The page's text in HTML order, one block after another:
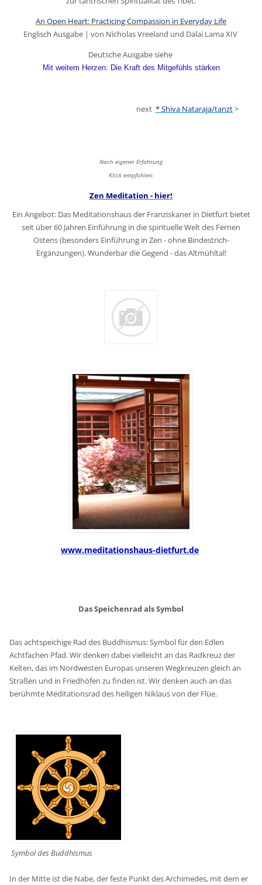
An Open Heart: Practicing Compassion in Everyday Life
Englisch Ausgabe | von Nicholas Vreeland und Dalai Lama XIV
Deutsche Ausgabe siehe
Mit weitem Herzen: Die Kraft des Mitgefühls stärken
next * Shiva Nataraja/tanzt>
Nach eigener Erfahrung
Klick empfohlen:
Zen Meditation - hier!
Ein Angebot: Das Meditationshaus der Franziskaner in Dietfurt bietet
seit über 60 Jahren Einführung in die spirituelle Welt des Fernen
Ostens (besonders Einführung in Zen - ohne Bindestrich-
Ergänzungen). Wunderbar die Gegend - das Altmühltal!
www.meditationshaus-dietfurt.de
Das Speichenrad als Symbol
Das achtspeichige Rad des Buddhismus: Symbol für den Edlen
Achtfachen Pfad. Wir denken dabei vielleicht an das Radkreuz der
Kelten, das im Nordwesten Europas unseren Wegkreuzen gleich an
Straßen und in Friedhöfen zu finden ist. Wir denken auch an das
berühmte Meditationsrad des heiligen Niklaus von der Flüe.
Symbol des Buddhismus
In der Mitte ist die Nabe, der feste Punkt des Archimedes, mit dem er